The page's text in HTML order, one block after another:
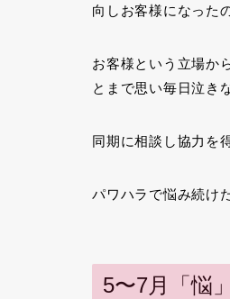
向しお客様になった
お客様という立場か
とまで思い毎日泣き
同期に相談し協力を
パワハラで悩み続け
5〜7月「悩